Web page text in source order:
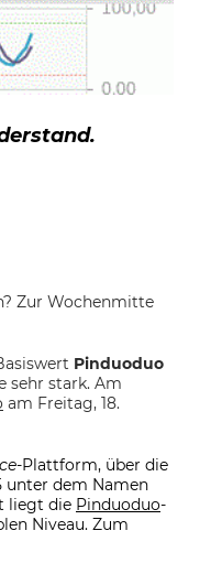
Zur Wochenmitte
Pinduoduo
sehr stark. Am
am Freitag, 18.
-Plattform, über die
unter dem Namen
liegt die Pinduoduo-
Niveau. Zum